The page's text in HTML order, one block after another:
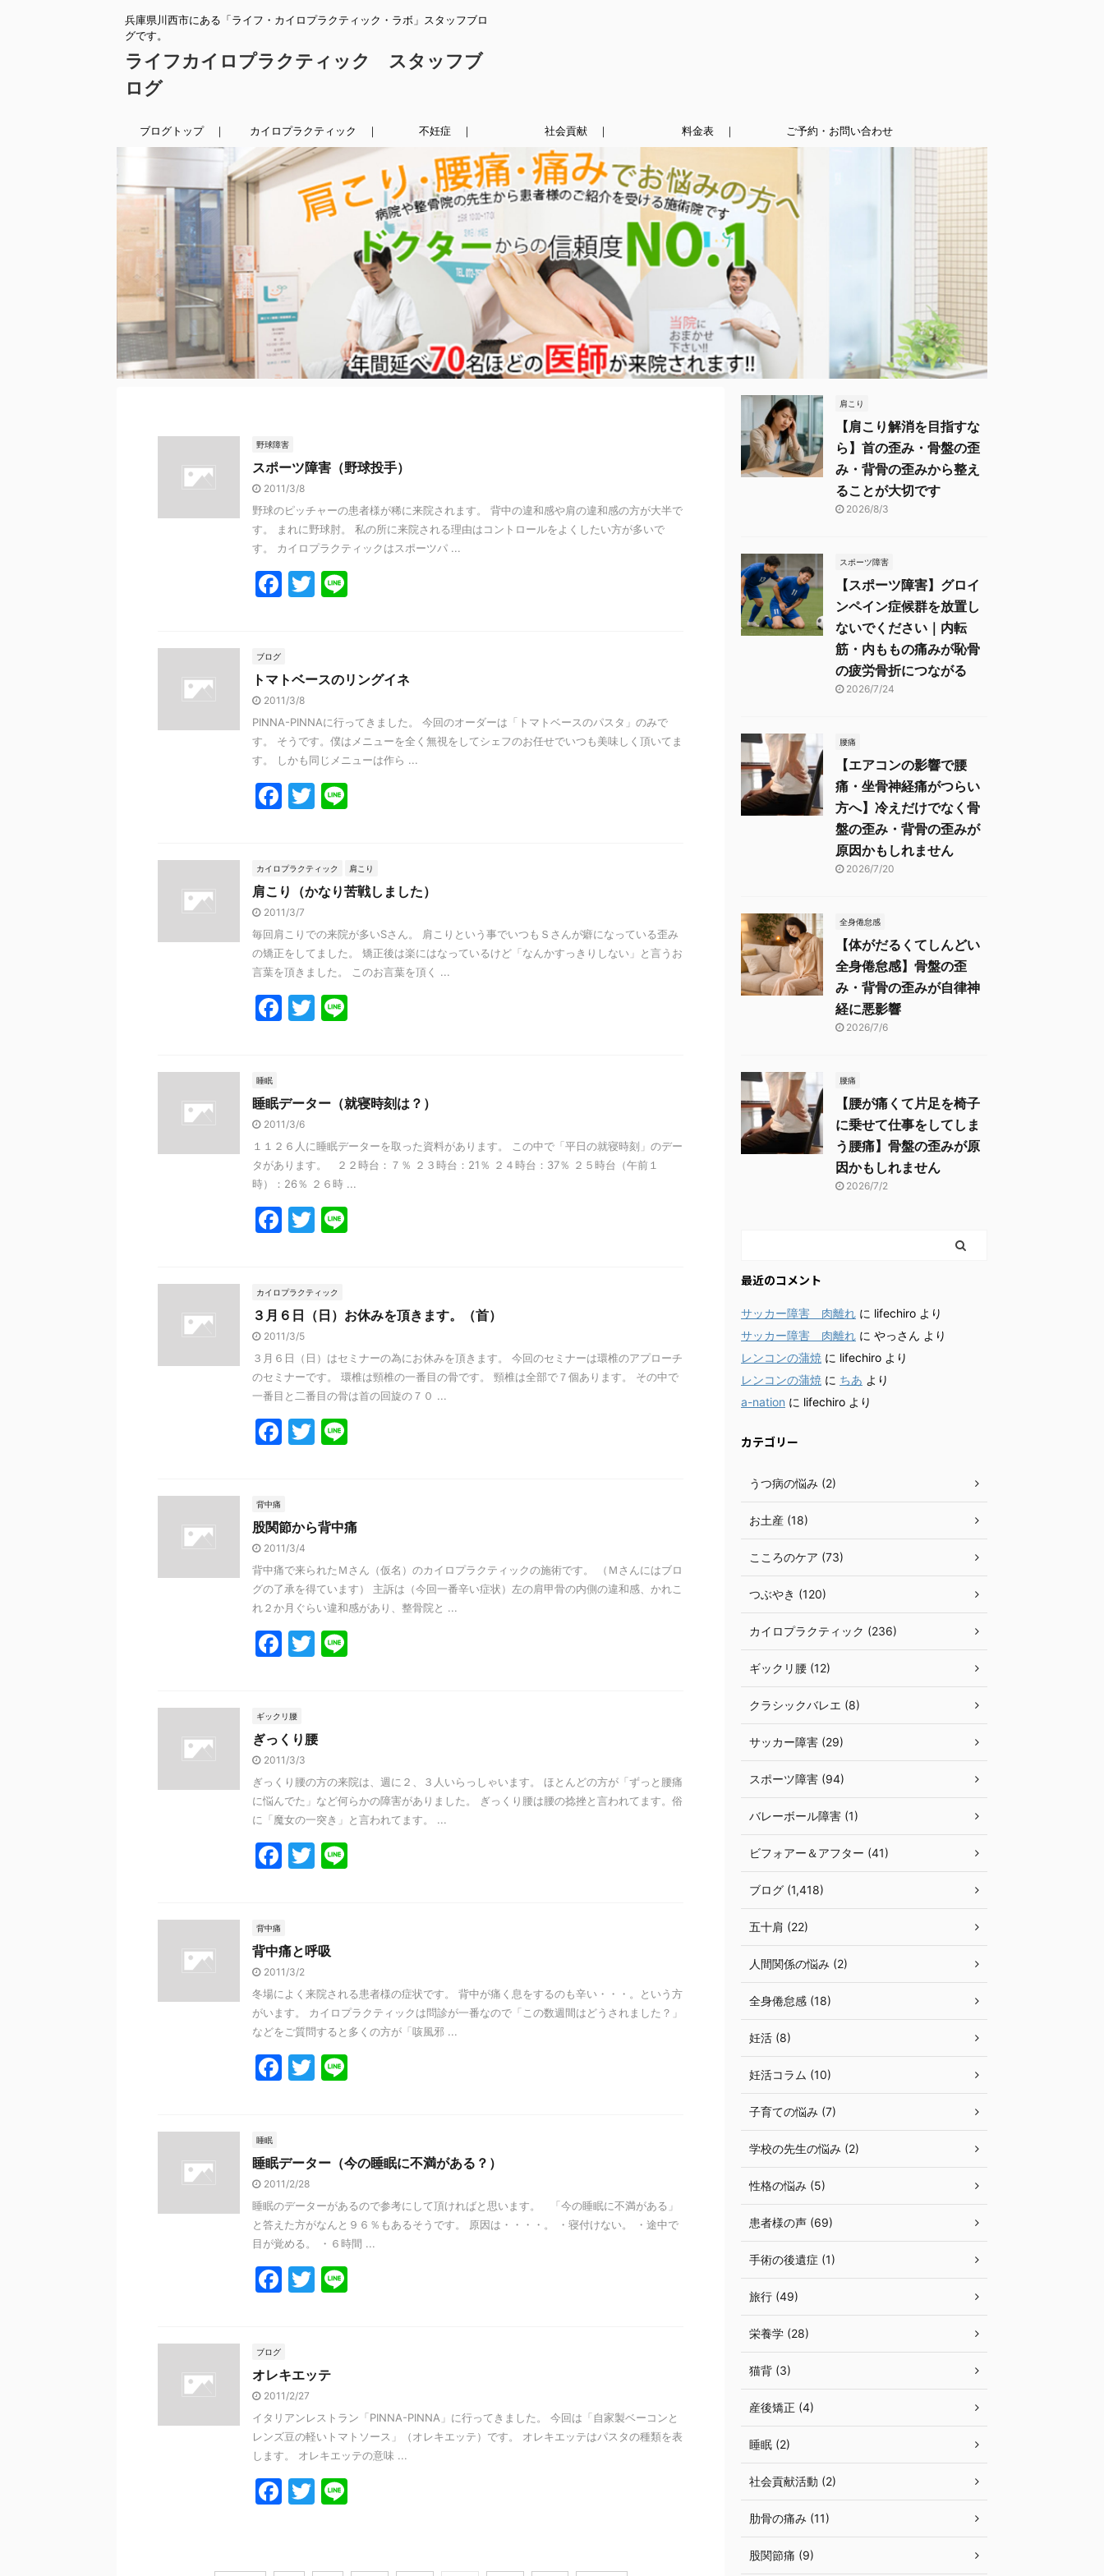
兵庫県川西市にある「ライフ・カイロプラクティック・ラボ」スタッフブロ
グです。
ライフカイロプラクティック スタッフブ
ログ
ブログトップ ｜ カイロプラクティック ｜ 不妊症 ｜ 社会貢献 ｜ 料金表 ｜ ご予約・お問い合わせ
野球障害
スポーツ障害（野球投手）
2011/3/8
野球のピッチャーの患者様が稀に来院されます。 背中の違和感や肩の違和感の方が大半で
す。 まれに野球肘。 私の所に来院される理由はコントロールをよくしたい方が多いで
す。 カイロプラクティックはスポーツパ ...
F
b
o
o
k
T
ブログ
トマトベースのリングイネ
2011/3/8
PINNA-PINNAに行ってきました。 今回のオーダーは「トマトベースのパスタ」のみで
す。 そうです。僕はメニューを全く無視をしてシェフのお任せでいつも美味しく頂いてま
す。 しかも同じメニューは作ら ...
F
e
b
o
o
k
T
er
カイロプラクティック 肩こり
肩こり（かなり苦戦しました）
2011/3/7
毎回肩こりでの来院が多いSさん。 肩こりという事でいつもＳさんが癖になっている歪み
の矯正をしてました。 矯正後は楽にはなっているけど「なんかすっきりしない」と言うお
言葉を頂きました。 このお言葉を頂く ...
F
b
o
o
k
T
睡眠
睡眠データー（就寝時刻は？）
2011/3/6
１１２６人に睡眠データーを取った資料があります。 この中で「平日の就寝時刻」のデー
タがあります。 ２２時台：７％ ２３時台：21％ ２４時台：37％ ２５時台（午前１
時）：26％ ２６時 ...
F
e
b
o
o
k
T
er
カイロプラクティック
３月６日（日）お休みを頂きます。（首）
2011/3/5
３月６日（日）はセミナーの為にお休みを頂きます。 今回のセミナーは環椎のアプローチ
のセミナーです。 環椎は頸椎の一番目の骨です。 頸椎は全部で７個あります。 その中で
一番目と二番目の骨は首の回旋の７０ ...
F
b
o
o
k
T
背中痛
股関節から背中痛
2011/3/4
背中痛で来られたＭさん（仮名）のカイロプラクティックの施術です。 （Ｍさんにはブロ
グの了承を得ています） 主訴は（今回一番辛い症状）左の肩甲骨の内側の違和感、かれこ
れ２か月ぐらい違和感があり、整骨院と ...
F
e
b
o
o
k
T
ギックリ腰
ぎっくり腰
2011/3/3
ぎっくり腰の方の来院は、週に２、３人いらっしゃいます。 ほとんどの方が「ずっと腰痛
に悩んでた」など何らかの障害がありました。 ぎっくり腰は腰の捻挫と言われてます。俗
に「魔女の一突き」と言われてます。 ...
F
b
o
o
k
T
背中痛
背中痛と呼吸
2011/3/2
冬場によく来院される患者様の症状です。 背中が痛く息をするのも辛い・・・。という方
がいます。 カイロプラクティックは問診が一番なので「この数週間はどうされました？」
などをご質問すると多くの方が「咳風邪 ...
F
b
o
o
k
T
睡眠
睡眠データー（今の睡眠に不満がある？）
2011/2/28
睡眠のデーターがあるので参考にして頂ければと思います。 「今の睡眠に不満がある」
と答えた方がなんと９６％もあるそうです。 原因は・・・・。 ・寝付けない。 ・途中で
目が覚める。 ・６時間 ...
F
b
o
o
k
T
ブログ
オレキエッテ
2011/2/27
イタリアンレストラン「PINNA-PINNA」に行ってきました。 今回は「自家製ベーコンと
レンズ豆の軽いトマトソース」（オレキエッテ）です。 オレキエッテはパスタの種類を表
します。 オレキエッテの意味 ...
F
T
肩こり
【肩こり解消を目指すな
ら】首の歪み・骨盤の歪
み・背骨の歪みから整え
ることが大切です
2026/8/3
スポーツ障害
【スポーツ障害】グロイ
ンペイン症候群を放置し
ないでください｜内転
筋・内ももの痛みが恥骨
の疲労骨折につながる
2026/7/24
腰痛
【エアコンの影響で腰
痛・坐骨神経痛がつらい
方へ】冷えだけでなく骨
盤の歪み・背骨の歪みが
原因かもしれません
2026/7/20
全身倦怠感
【体がだるくてしんどい
全身倦怠感】骨盤の歪
み・背骨の歪みが自律神
経に悪影響
2026/7/6
腰痛
【腰が痛くて片足を椅子
に乗せて仕事をしてしま
う腰痛】骨盤の歪みが原
因かもしれません
2026/7/2
最近のコメント
サッカー障害 肉離れ に lifechiro より
サッカー障害 肉離れ に やっさん より
レンコンの蒲焼 に lifechiro より
レンコンの蒲焼 に ちあ より
a-nation に lifechiro より
カテゴリー
うつ病の悩み (2)
お土産 (18)
こころのケア (73)
つぶやき (120)
カイロプラクティック (236)
ギックリ腰 (12)
クラシックバレエ (8)
サッカー障害 (29)
スポーツ障害 (94)
バレーボール障害 (1)
ビフォアー＆アフター (41)
ブログ (1,418)
五十肩 (22)
人間関係の悩み (2)
全身倦怠感 (18)
妊活 (8)
妊活コラム (10)
子育ての悩み (7)
学校の先生の悩み (2)
性格の悩み (5)
患者様の声 (69)
手術の後遺症 (1)
旅行 (49)
栄養学 (28)
猫背 (3)
産後矯正 (4)
睡眠 (2)
社会貢献活動 (2)
肋骨の痛み (11)
股関節痛 (9)